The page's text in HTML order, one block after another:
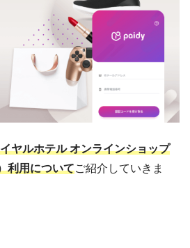
ヤルホテル オンラインショップ
利用についてご紹介していきま